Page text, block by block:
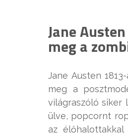
Jane
meg a
Jane Austen
meg a
világraszóló siker
ülve, popcornt
az